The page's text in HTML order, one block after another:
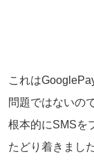
これは
問題ではないの
根本的にSMSを
たどり着きまし